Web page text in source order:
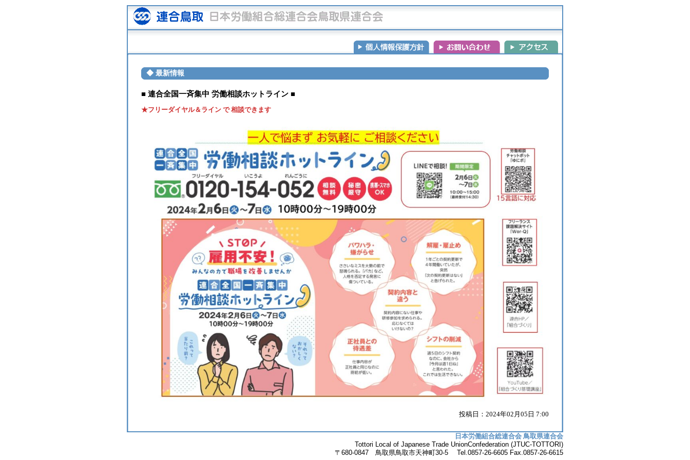
◆ 最新情報
■ 連合全国一斉集中 労働相談ホットライン ■
★フリーダイヤル＆ライン で 相談できます
投稿日：2024年02月05日 7:00
日本労働組合総連合会 鳥取県連合会
Tottori Local of Japanese Trade UnionConfederation (JTUC-TOTTORI)
〒680-0847 鳥取県鳥取市天神町30-5 Tel.0857-26-6605 Fax.0857-26-6615